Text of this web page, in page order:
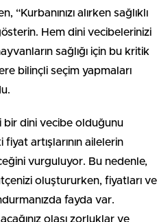
alırken sağlıklı
Hem dini vecibelerinizi
sağlığı için bu kritik
bilinçli seçim yapmaları
bir dini vecibe olduğunu
fiyat artışlarının ailelerin
vurguluyor. Bu nedenle,
oluştururken, fiyatları ve
fayda var.
olası zorluklar ve